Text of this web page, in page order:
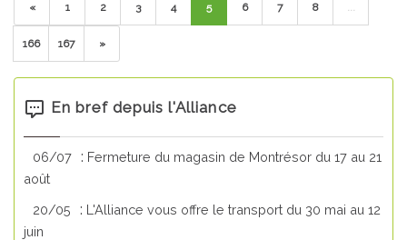
« 1 2 3 4 5 6 7 8 ...
166 167 »
En bref depuis l'Alliance
06/07 : Fermeture du magasin de Montrésor du 17 au 21
août
20/05
: L'Alliance vous offre le transport du 30 mai au 12
juin